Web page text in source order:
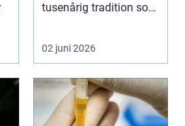
tusenårig tradition som
02 juni 2026